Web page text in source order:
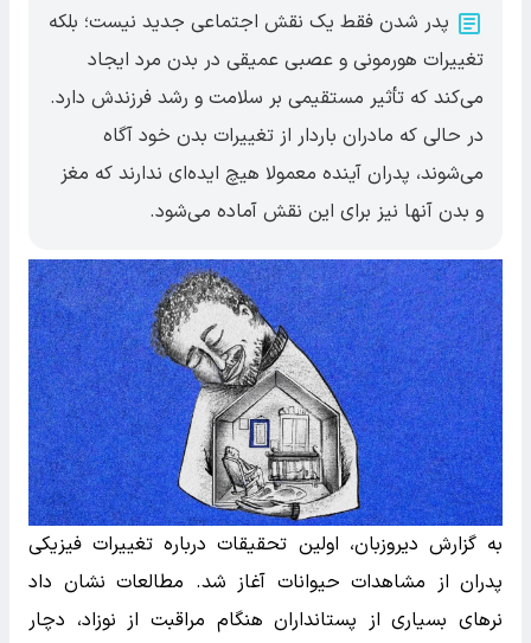
پدر شدن فقط یک نقش اجتماعی جدید نیست؛ بلکه
تغییرات هورمونی و عصبی عمیقی در بدن مرد ایجاد
می‌کند که تأثیر مستقیمی بر سلامت و رشد فرزندش دارد.
در حالی که مادران باردار از تغییرات بدن خود آگاه
می‌شوند، پدران آینده معمولا هیچ ایده‌ای ندارند که مغز
و بدن آنها نیز برای این نقش آماده می‌شود.
به گزارش دیروزبان، اولین تحقیقات درباره تغییرات فیزیکی
پدران از مشاهدات حیوانات آغاز شد. مطالعات نشان داد
نرهای بسیاری از پستانداران هنگام مراقبت از نوزاد، دچار